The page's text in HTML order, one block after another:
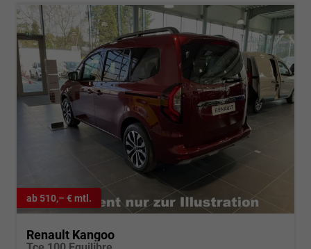
ab 510,– € mtl.
Renault Kangoo